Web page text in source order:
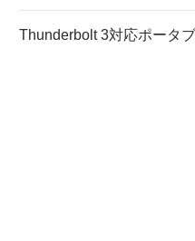
Thunderbolt 3対応ポータ